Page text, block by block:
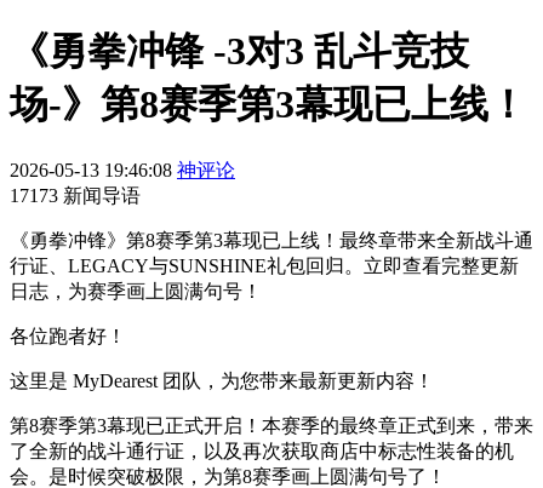
《勇拳冲锋 -3对3 乱斗竞技
场-》第8赛季第3幕现已上线！
2026-05-13 19:46:08 神评论
17173 新闻导语
《勇拳冲锋》第8赛季第3幕现已上线！最终章带来全新战斗通
行证、LEGACY与SUNSHINE礼包回归。立即查看完整更新
日志，为赛季画上圆满句号！
各位跑者好！
这里是 MyDearest 团队，为您带来最新更新内容！
第8赛季第3幕现已正式开启！本赛季的最终章正式到来，带来
了全新的战斗通行证，以及再次获取商店中标志性装备的机
会。是时候突破极限，为第8赛季画上圆满句号了！